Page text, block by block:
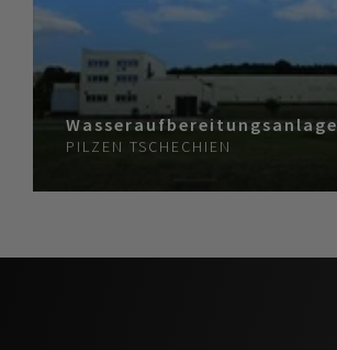
Wasseraufbereitungsanlage
PILZEN TSCHECHIEN